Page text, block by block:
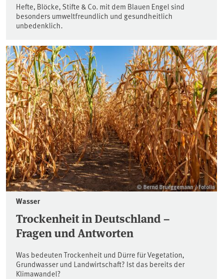
Hefte, Blöcke, Stifte & Co. mit dem Blauen Engel sind
besonders umweltfreundlich und gesundheitlich
unbedenklich.
© Bernd Brueggemann / Fotolia
Wasser
Trockenheit in Deutschland –
Fragen und Antworten
Was bedeuten Trockenheit und Dürre für Vegetation,
Grundwasser und Landwirtschaft? Ist das bereits der
Klimawandel?